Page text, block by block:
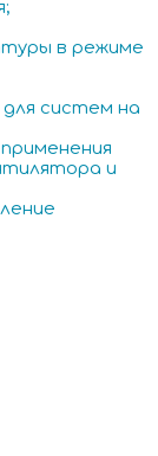
в режиме
систем на
и